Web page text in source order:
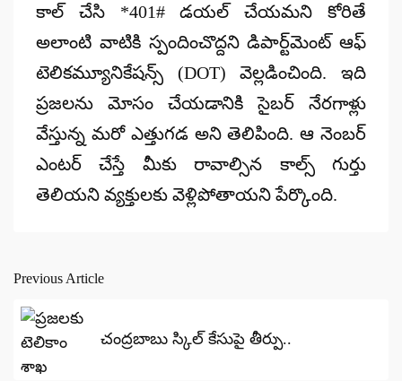
కాల్ చేసి *401# డయల్ చేయమని కోరితే
అలాంటి వాటికి స్పందించొద్దని డిపార్ట్‌మెంట్ ఆఫ్
టెలికమ్యూనికేషన్స్ (DOT) వెల్లడించింది. ఇది
ప్రజలను మోసం చేయడానికి సైబర్ నేరగాళ్లు
వేస్తున్న మరో ఎత్తుగడ అని తెలిపింది. ఆ నెంబర్
ఎంటర్ చేస్తే మీకు రావాల్సిన కాల్స్ గుర్తు
తెలియని వ్యక్తులకు వెళ్లిపోతాయని పేర్కొంది.
Post
navigation
Previous Article
చంద్రబాబు స్కిల్ కేసుపై తీర్పు..